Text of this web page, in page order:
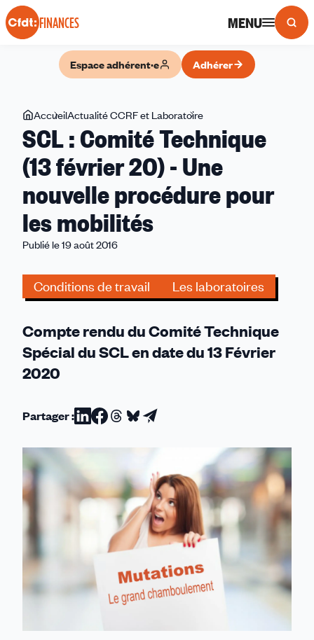
Panneau de gestion des cookies
FINANCES MENU
Espace adhérent·e Adhérer
Vous
êtes
ici
AccueilActualité CCRF et Laboratoire
:
Technique
(13
février
nouvelle
procédure
les
SCL : Comité Technique
(13 février 20) - Une
nouvelle procédure pour
les mobilités
Publié le 19 août 2016
Conditions de travail Les laboratoires
Compte rendu du Comité Technique
Spécial du SCL en date du 13 Février
2020
Partager :Partager
sur
Linkedin
Partager
sur
Facebook
Partager
sur
Threads
Partager
Bluesky
Partager
email